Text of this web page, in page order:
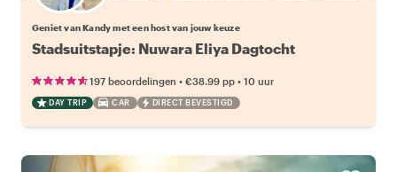
Geniet van Kandy met een host van jouw keuze
Stadsuitstapje: Nuwara Eliya Dagtocht
197 beoordelingen • €38.99 pp • 10 uur
DAY TRIP CAR DIRECT BEVESTIGD